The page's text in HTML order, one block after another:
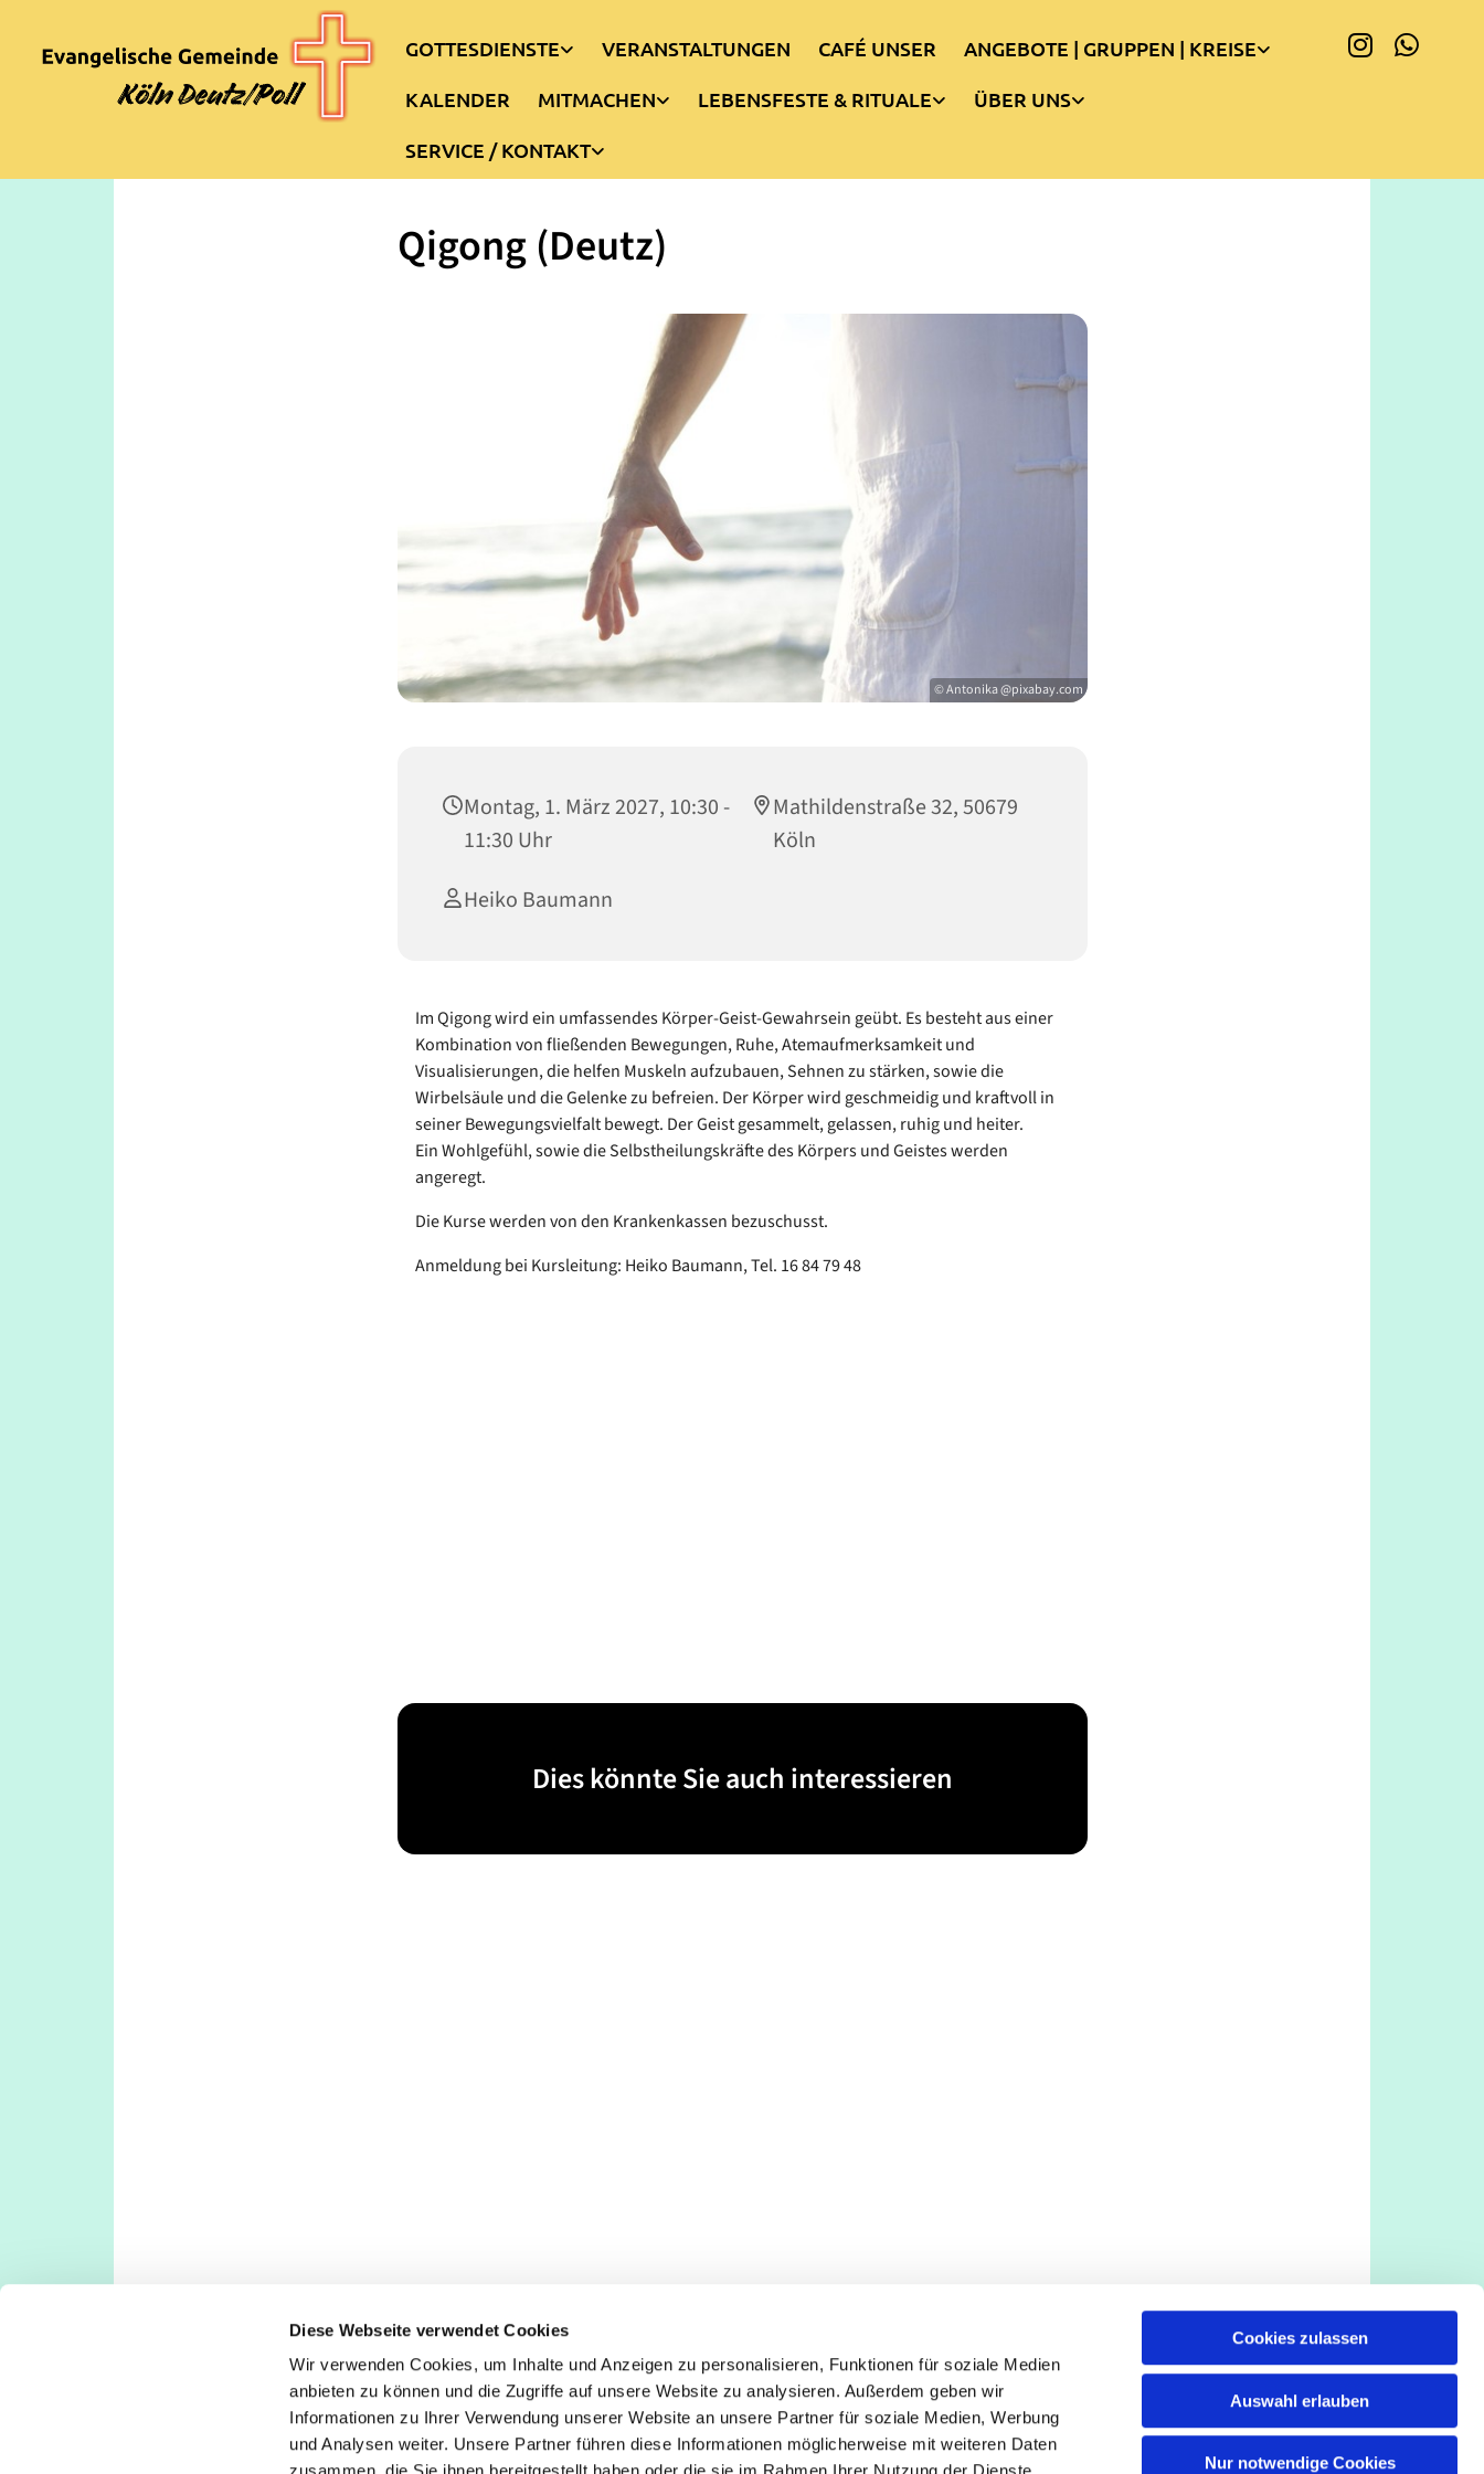
Diese Webseite verwendet Cookies
Wir verwenden Cookies, um Inhalte und Anzeigen zu personalisieren, Funktionen für soziale Medien
anbieten zu können und die Zugriffe auf unsere Website zu analysieren. Außerdem geben wir
Informationen zu Ihrer Verwendung unserer Website an unsere Partner für soziale Medien, Werbung
und Analysen weiter. Unsere Partner führen diese Informationen möglicherweise mit weiteren Daten
Cookies zulassen
Auswahl erlauben
Nur notwendige Cookies
GOTTESDIENSTE VERANSTALTUNGEN CAFÉ UNSER
ANGEBOTE | GRUPPEN | KREISE
KALENDER
MITMACHEN LEBENSFESTE & RITUALE
ÜBER UNS
SERVICE / KONTAKT
Qigong (Deutz)
© Antonika @pixabay.com
Montag, 1. März 2027, 10:30 -
11:30 Uhr
Mathildenstraße 32, 50679
Köln
Heiko Baumann
Im Qigong wird ein umfassendes Körper-Geist-Gewahrsein geübt. Es besteht aus einer
Kombination von fließenden Bewegungen, Ruhe, Atemaufmerksamkeit und
Visualisierungen, die helfen Muskeln aufzubauen, Sehnen zu stärken, sowie die
Wirbelsäule und die Gelenke zu befreien. Der Körper wird geschmeidig und kraftvoll in
seiner Bewegungsvielfalt bewegt. Der Geist gesammelt, gelassen, ruhig und heiter.
Ein Wohlgefühl, sowie die Selbstheilungskräfte des Körpers und Geistes werden
angeregt.
Die Kurse werden von den Krankenkassen bezuschusst.
Anmeldung bei Kursleitung: Heiko Baumann, Tel. 16 84 79 48
Dies könnte Sie auch interessieren
Evangelische Kirchengemeinde Köln-Deutz/Poll
Deutz: Tempelstraße 29, 50679 Köln
Poll: Rolshover Str. 588a, 51105 Köln
koeln-deutz-poll@ekir.de
Spenden